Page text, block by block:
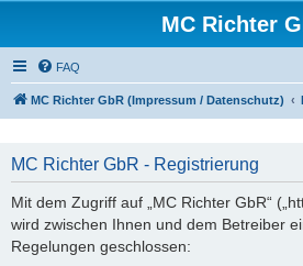
MC Richter
FAQ
MC Richter GbR (Impressum / Datenschutz)
MC Richter GbR - Registrierung
Mit dem Zugriff auf „MC Richter GbR“
wird zwischen Ihnen und dem Betreiber
Regelungen geschlossen: